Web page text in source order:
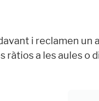
i reclamen un
a les aules o